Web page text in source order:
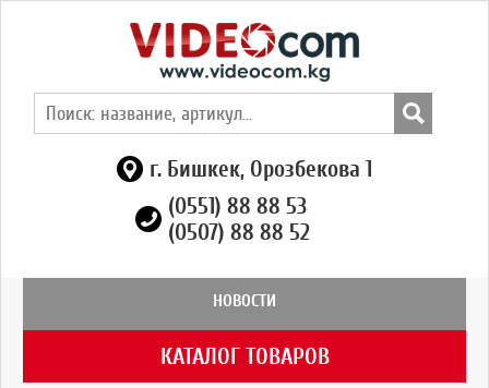
г. Бишкек, Орозбекова 1
(0551) 88 88 53
(0507) 88 88 52
НОВОСТИ
КАТАЛОГ ТОВАРОВ